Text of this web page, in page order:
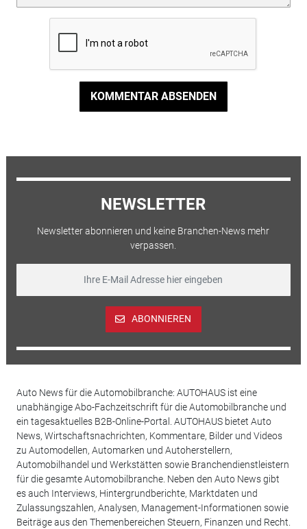
KOMMENTAR ABSENDEN
NEWSLETTER
Newsletter abonnieren und keine Branchen-News mehr
verpassen.
ABONNIEREN
Auto News für die Automobilbranche: AUTOHAUS ist eine
unabhängige Abo-Fachzeitschrift für die Automobilbranche und
ein tagesaktuelles B2B-Online-Portal. AUTOHAUS bietet Auto
News, Wirtschaftsnachrichten, Kommentare, Bilder und Videos
zu Automodellen, Automarken und Autoherstellern,
Automobilhandel und Werkstätten sowie Branchendienstleistern
für die gesamte Automobilbranche. Neben den Auto News gibt
es auch Interviews, Hintergrundberichte, Marktdaten und
Zulassungszahlen, Analysen, Management-Informationen sowie
Beiträge aus den Themenbereichen Steuern, Finanzen und Recht.